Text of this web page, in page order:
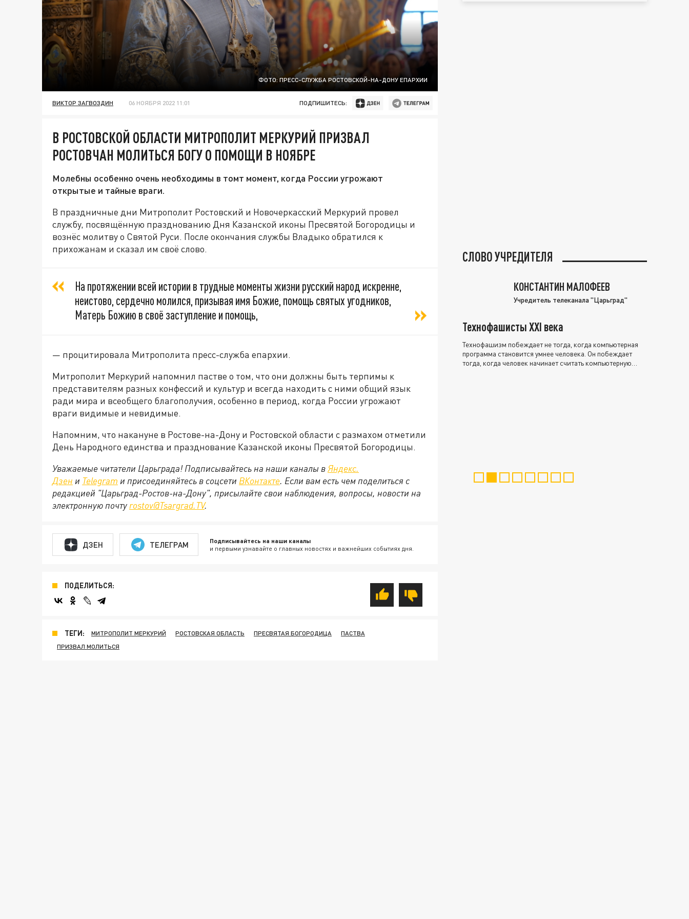
ФОТО: ПРЕСС-СЛУЖБА РОСТОВСКОЙ-НА-ДОНУ ЕПАРХИИ
ВИКТОР ЗАГВОЗДИН 06 НОЯБРЯ 2022 11:01 ПОДПИШИТЕСЬ:
В РОСТОВСКОЙ ОБЛАСТИ МИТРОПОЛИТ МЕРКУРИЙ ПРИЗВАЛ
РОСТОВЧАН МОЛИТЬСЯ БОГУ О ПОМОЩИ В НОЯБРЕ
Молебны особенно очень необходимы в томт момент, когда России угрожают
открытые и тайные враги.
В праздничные дни Митрополит Ростовский и Новочеркасский Меркурий провел
службу, посвящённую празднованию Дня Казанской иконы Пресвятой Богородицы и
вознёс молитву о Святой Руси. После окончания службы Владыко обратился к
прихожанам и сказал им своё слово.
На протяжении всей истории в трудные моменты жизни русский народ искренне,
неистово, сердечно молился, призывая имя Божие, помощь святых угодников,
Матерь Божию в своё заступление и помощь,
— процитировала Митрополита пресс-служба епархии.
Митрополит Меркурий напомнил пастве о том, что они должны быть терпимы к
представителям разных конфессий и культур и всегда находить с ними общий язык
ради мира и всеобщего благополучия, особенно в период, когда России угрожают
враги видимые и невидимые.
Напомним, что накануне в Ростове-на-Дону и Ростовской области с размахом отметили
День Народного единства и празднование Казанской иконы Пресвятой Богородицы.
Уважаемые читатели Царьграда! Подписывайтесь на наши каналы вЯндекс.
Дзен и Telegram и присоединяйтесь в соцсети ВКонтакте. Если вам есть чем поделиться с
редакцией "Царьград-Ростов-на-Дону", присылайте свои наблюдения, вопросы, новости на
электронную почту rostov@Tsargrad.ТV.
ДЗЕН ТЕЛЕГРАМ Подписывайтесь на наши каналы
и первыми узнавайте о главных новостях и важнейших событиях дня.
ПОДЕЛИТЬСЯ:
ТЕГИ: МИТРОПОЛИТ МЕРКУРИЙ РОСТОВСКАЯ ОБЛАСТЬ ПРЕСВЯТАЯ БОГОРОДИЦА
ПАСТВА
ПРИЗВАЛ МОЛИТЬСЯ
СЛОВО УЧРЕДИТЕЛЯ
КОНСТАНТИН МАЛОФЕЕВ
Учредитель телеканала "Царьград"
Технофашисты XXI века
Технофашизм побеждает не тогда, когда компьютерная
программа становится умнее человека. Он побеждает
тогда, когда человек начинает считать компьютерную